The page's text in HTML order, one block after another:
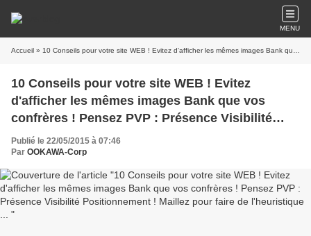
MENU
Accueil » 10 Conseils pour votre site WEB ! Evitez d'afficher les mêmes images Bank que vos confrères ! Pensez PVP : Présence Visibilité Positionnement ! Maillez pour faire de l'heuristique ...
10 Conseils pour votre site WEB ! Evitez
d'afficher les mêmes images Bank que vos
confrères ! Pensez PVP : Présence Visibilité
Positionnement ! Maillez pour faire de
l'heuristique ...
Publié le 22/05/2015 à 07:46
Par OOKAWA-Corp